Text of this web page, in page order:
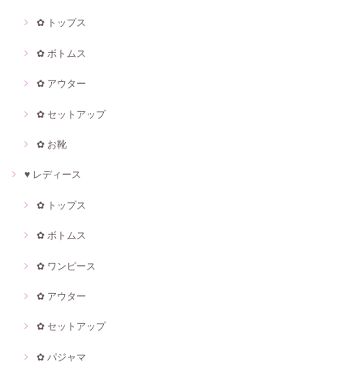
✿ トップス
✿ ボトムス
✿ アウター
✿ セットアップ
✿ お靴
♥ レディース
✿ トップス
✿ ボトムス
✿ ワンピース
✿ アウター
✿ セットアップ
✿ パジャマ